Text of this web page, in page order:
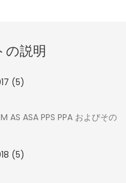
の説明
AS ASA PPS PPA およびその